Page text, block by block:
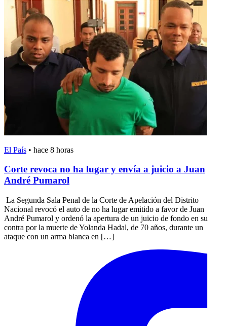
El País • hace 8 horas
Corte revoca no ha lugar y envía a juicio a Juan
André Pumarol
La Segunda Sala Penal de la Corte de Apelación del Distrito
Nacional revocó el auto de no ha lugar emitido a favor de Juan
André Pumarol y ordenó la apertura de un juicio de fondo en su
contra por la muerte de Yolanda Hadal, de 70 años, durante un
ataque con un arma blanca en […]